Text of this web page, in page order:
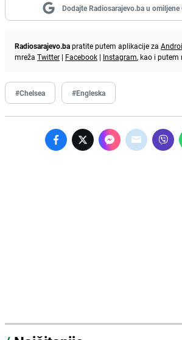
Dodajte Radiosarajevo.ba u omiljene
Radiosarajevo.bapratite putem aplikacije za
mreža Twitter | Facebook | Instagram, kao i putem
#Chelsea #Engleska